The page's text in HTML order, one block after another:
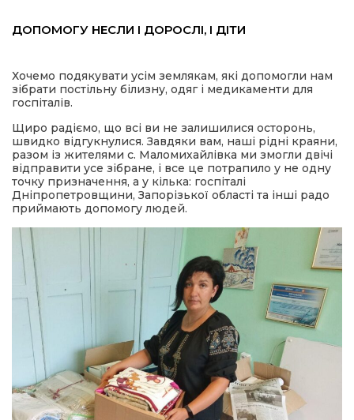
редактора
Відповідаємо
ДОПОМОГУ НЕСЛИ І ДОРОСЛІ, І ДІТИ
Хочемо подякувати усім землякам, які допомогли нам
зібрати постільну білизну, одяг і медикаменти для
госпіталів.
Щиро радіємо, що всі ви не залишилися осторонь,
швидко відгукнулися. Завдяки вам, наші рідні краяни,
разом із жителями с. Маломихайлівка ми змогли двічі
відправити усе зібране, і все це потрапило у не одну
точку призначення, а у кілька: госпіталі
Дніпропетровщини, Запорізької області та інші радо
приймають допомогу людей.